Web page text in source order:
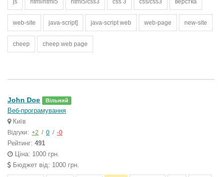
js html/html5 html5/css3 css 3 css/css3 вёрстка
web-site java-script] java-script web web-page new-site
cheep cheep web page
John Doe Вільний
Веб-програмування
Київ
Відгуки: +2 / 0 / -0
Рейтинг: 491
Ціна: 1000 грн.
Бюджет від: 1000 грн.